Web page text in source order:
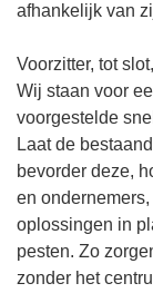
afhankelijk van
Voorzitter, tot slot,
Wij staan voor
voorgestelde
Laat de
bevorder deze,
en
oplossingen in
pesten. Zo
zonder het